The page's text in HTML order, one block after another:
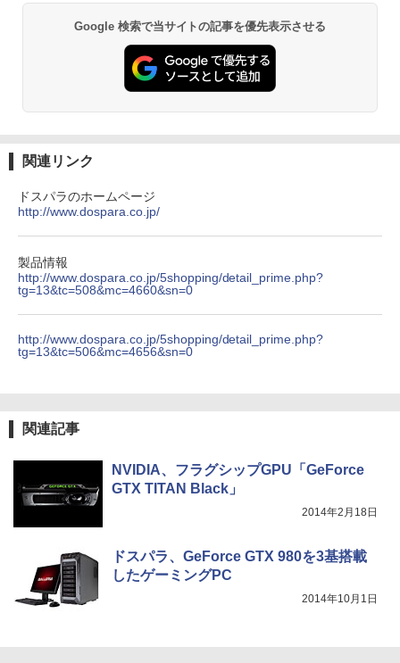
￥49,800
【Amazon.co.jp限定】 い・ろ・は・す 2L P
ET ラベルレス ×8本
￥1,112
] [ 水分補給 ]
by Amazon 炭酸水 ラベルレス 500ml ×24本
クスDIGITAL)
エース)
HUNTER×HUNTER モノクロ版 39 (ジャンプ
版ビッグガンガンコミックス)
Google 検索で当サイトの記事を優先表示させる
関連リンク
ドスパラのホームページ
http://www.dospara.co.jp/
製品情報
http://www.dospara.co.jp/5shopping/detail_prime.php?
tg=13&tc=508&mc=4660&sn=0
http://www.dospara.co.jp/5shopping/detail_prime.php?
tg=13&tc=506&mc=4656&sn=0
関連記事
NVIDIA、フラグシップGPU「GeForce
GTX TITAN Black」
2014年2月18日
ドスパラ、GeForce GTX 980を3基搭載
したゲーミングPC
2014年10月1日